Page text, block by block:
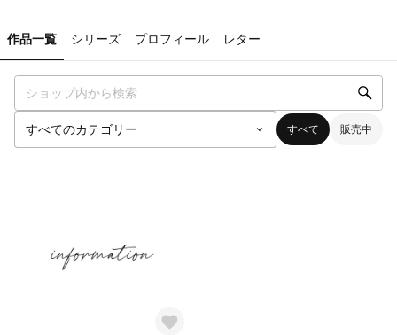
作品一覧 シリーズ プロフィール レター
すべて 販売中